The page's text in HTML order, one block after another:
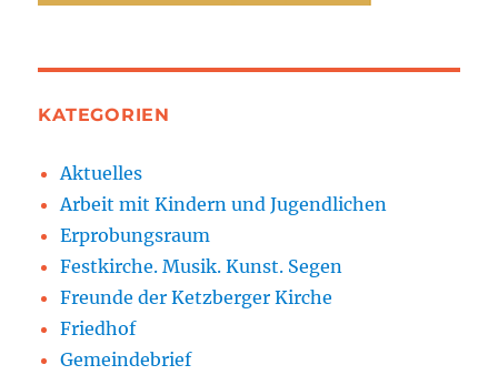
KATEGORIEN
Aktuelles
Arbeit mit Kindern und Jugendlichen
Erprobungsraum
Festkirche. Musik. Kunst. Segen
Freunde der Ketzberger Kirche
Friedhof
Gemeindebrief